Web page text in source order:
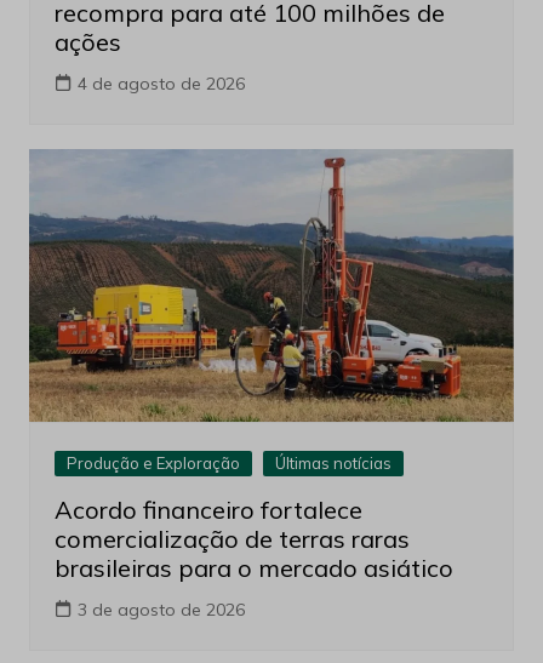
recompra para até 100 milhões de
ações
4 de agosto de 2026
Produção e Exploração Últimas notícias
Acordo financeiro fortalece
comercialização de terras raras
brasileiras para o mercado asiático
3 de agosto de 2026